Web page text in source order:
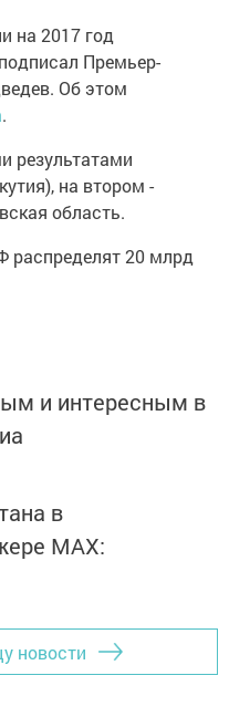
на 2017 год
Премьер-
Об этом
.
результатами
на втором -
область.
распределят 20 млрд
и интересным в
в
MАХ:
новости